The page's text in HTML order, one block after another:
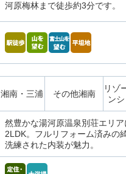
河原梅林まで徒歩約3分です。
湘南・三浦 その他湘南
リゾ
ン
然豊かな湯河原温泉別荘エリ
2LDK。フルリフォーム済みの
洗練された内装が魅力。